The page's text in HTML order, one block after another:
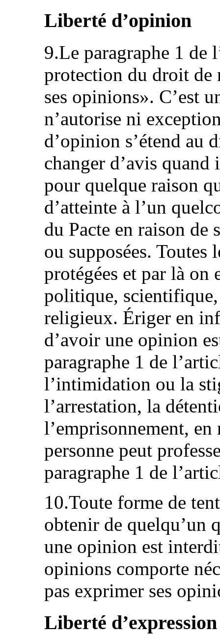
Liberté d’opinion
9.Le paragraphe 1 de
protection du droit de
ses opinions». C’est
n’autorise ni
d’opinion s’étend au
changer d’avis
pour quelque raison
d’atteinte à l’un
du Pacte en raison de
ou supposées. Toutes
protégées et par là on
politique,
religieux. Ériger en
d’avoir une opinion
paragraphe 1 de
l’intimidation ou la
l’arrestation, la
l’emprisonnement,
personne peut
paragraphe 1 de
10.Toute forme de
obtenir de quelqu’un
une opinion est
opinions comporte
pas exprimer ses
Liberté d’expression